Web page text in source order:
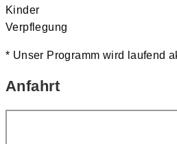
Kinder
Verpflegung
* Unser Programm wird laufend
Anfahrt